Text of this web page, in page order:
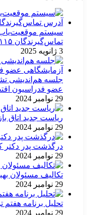
سیستم
تماس‌گیرندگان ۱۱۵
3 ژانویه 2025
جلسه هم‌اندیشی
عضو فدراسیون
29 نوامبر 2024
ریاست جدید اتاق
29 نوامبر 2024
درگذشت پدر دکتر
29 نوامبر 2024
تکالیف مسئولان
29 نوامبر 2024
تحلیل برنامه
29 نوامبر 2024